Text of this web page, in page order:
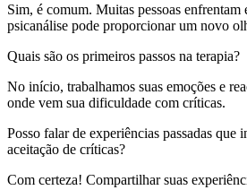
Sim, é comum. Muitas pessoas enfrentam
psicanálise pode proporcionar um novo
Quais são os primeiros passos na terapia?
No início, trabalhamos suas emoções e
onde vem sua dificuldade com críticas.
Posso falar de experiências passadas que
aceitação de críticas?
Com certeza! Compartilhar suas